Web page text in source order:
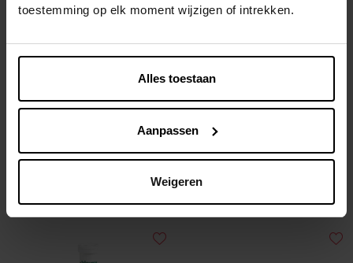
toestemming op elk moment wijzigen of intrekken.
Alles toestaan
Aanpassen
Weigeren
Magnesium Forte - 45
Voedingssupplement
Magnésium Forte - 20 sticks
Voedingssupplement
€ 9,99